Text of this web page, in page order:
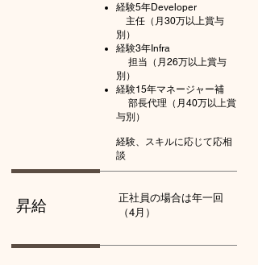
経験5年Developer
主任（月30万以上賞与
別）
経験3年Infra
担当（月26万以上賞与
別）
経験15年マネージャー補
部長代理（月40万以上賞
与別）
​経験、スキルに応じて応相
談
昇給
​正社員の場合は年一回
（4月）